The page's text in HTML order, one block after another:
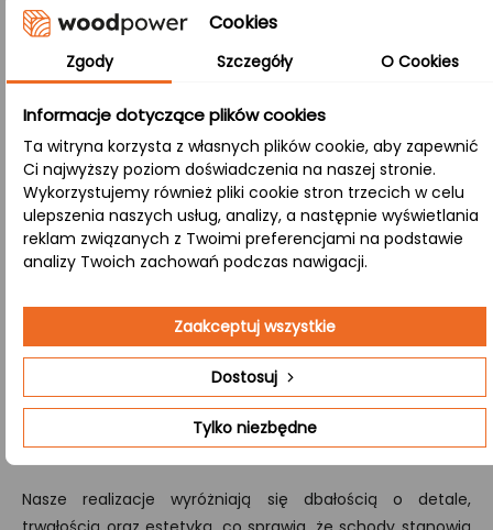
Metoda oparta na łączeniu drewnianych lameli (klepek,
około 4 cm) na dwóch płaszczyznach – długości i
szerokości. Rezultatem jest stabilny i trwały materiał,
A/B:
W tej klasie wykończenia górna powierzchnia (strona A)
jest idealnie jednolita, natomiast dolna (strona B)
eksponuje naturalne cechy drewna, takie jak sęki, nadając
produktowi atrakcyjny, kontrastujący wygląd.
Zależy Ci schodach wykonanych na indywidualne
zamówienie, przygotowujemy kompleksową wycenę i
produkcję zestawów schodów drewnianych,
obejmujących wszystkie kluczowe elementy – od stopni i
podstopni po poręcze oraz tralki.Skontaktuj się
aby dowiedzieć się więcej.
Nasze realizacje wyróżniają się dbałością o detale,
Cookies
Zgody Szczegóły O Cookies
Informacje dotyczące plików cookies
Ta witryna korzysta z własnych plików cookie, aby zapewnić
Ci najwyższy poziom doświadczenia na naszej stronie.
Wykorzystujemy również pliki cookie stron trzecich w celu
ulepszenia naszych usług, analizy, a następnie wyświetlania
reklam związanych z Twoimi preferencjami na podstawie
analizy Twoich zachowań podczas nawigacji.
Tylko niezbędne
Dostosuj
Zaakceptuj wszystkie